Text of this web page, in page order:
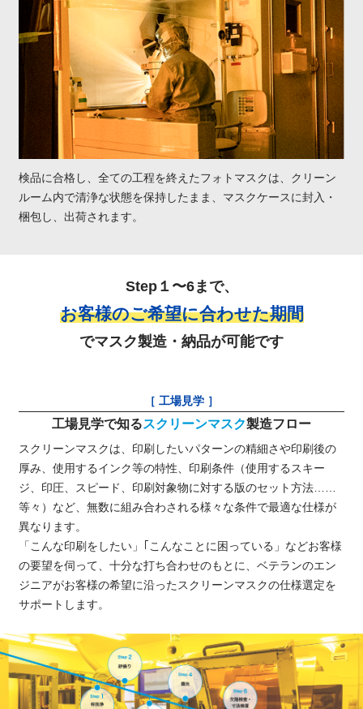
検品に合格し、全ての工程を終えたフォトマスクは、クリーン
ルーム内で清浄な状態を保持したまま、マスクケースに封入・
梱包し、出荷されます。
Step１〜6まで、
お客様のご希望に合わせた期間
でマスク製造・納品が可能です
［ 工場見学 ］
工場見学で知るスクリーンマスク製造フロー
スクリーンマスクは、印刷したいパターンの精細さや印刷後の
厚み、使用するインク等の特性、印刷条件（使用するスキー
ジ、印圧、スピード、印刷対象物に対する版のセット方法……
等々）など、無数に組み合わされる様々な条件で最適な仕様が
異なります。
「こんな印刷をしたい」｢こんなことに困っている」などお客様
の要望を伺って、十分な打ち合わせのもとに、ベテランのエン
ジニアがお客様の希望に沿ったスクリーンマスクの仕様選定を
サポートします。